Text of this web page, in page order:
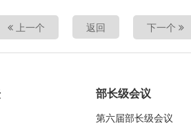
上一个 返回 下一个
部长级会议
第六届部长级会议